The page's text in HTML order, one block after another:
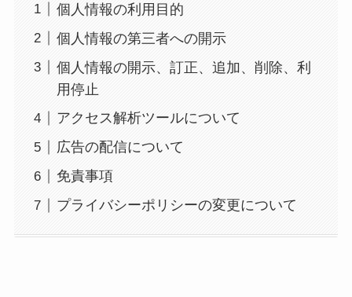
個人情報の利用目的
個人情報の第三者への開示
個人情報の開示、訂正、追加、削除、利
用停止
アクセス解析ツールについて
広告の配信について
免責事項
プライバシーポリシーの変更について